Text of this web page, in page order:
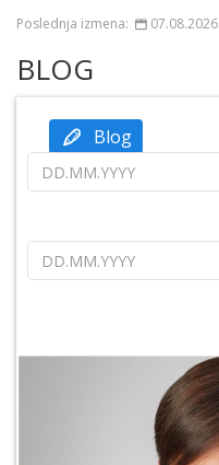
Poslednja izmena:
07.08.2026
BLOG
Datum od Blog